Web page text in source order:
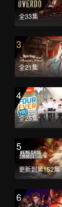
全33集
3
全21集
4
全25集
5
更新到第152集
6